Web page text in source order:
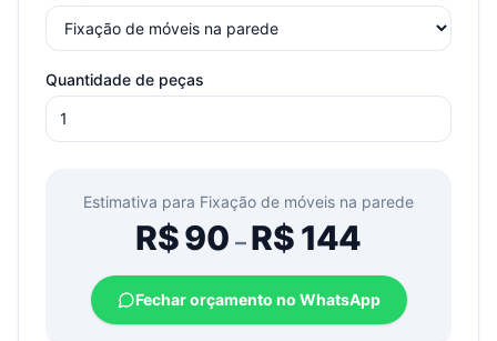
Quantidade de peças
Estimativa para Fixação de móveis na parede
R$90 –R$144
Fechar orçamento no WhatsApp